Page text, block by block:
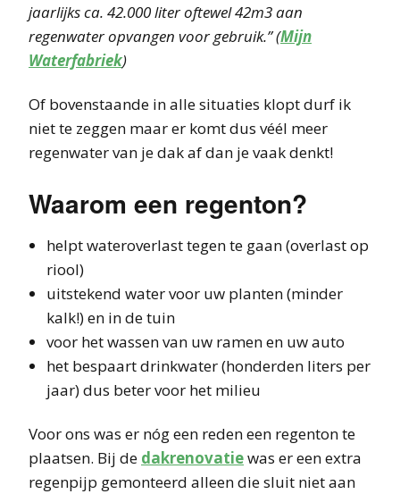
jaarlijks ca. 42.000 liter oftewel 42m3 aan
regenwater opvangen voor gebruik.” (Mijn
Waterfabriek)
Of bovenstaande in alle situaties klopt durf ik
niet te zeggen maar er komt dus véél meer
regenwater van je dak af dan je vaak denkt!
Waarom een regenton?
helpt wateroverlast tegen te gaan (overlast op
riool)
uitstekend water voor uw planten (minder
kalk!) en in de tuin
voor het wassen van uw ramen en uw auto
het bespaart drinkwater (honderden liters per
jaar) dus beter voor het milieu
Voor ons was er nóg een reden een regenton te
plaatsen. Bij de dakrenovatiewas er een extra
regenpijp gemonteerd alleen die sluit niet aan